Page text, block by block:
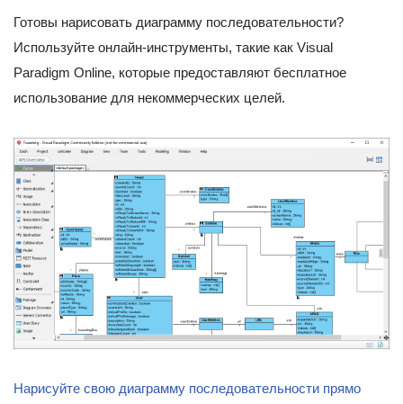
Готовы нарисовать диаграмму последовательности?
Используйте онлайн-инструменты, такие как Visual
Paradigm Online, которые предоставляют бесплатное
использование для некоммерческих целей.
Нарисуйте свою диаграмму последовательности прямо